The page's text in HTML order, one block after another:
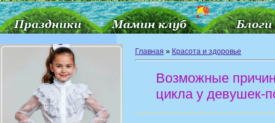
Главная » Красота и здоровье
Возможные
цикла у девушек-